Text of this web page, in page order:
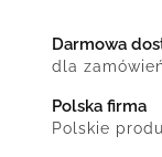
Darmowa
dla
Polska firma
Polskie